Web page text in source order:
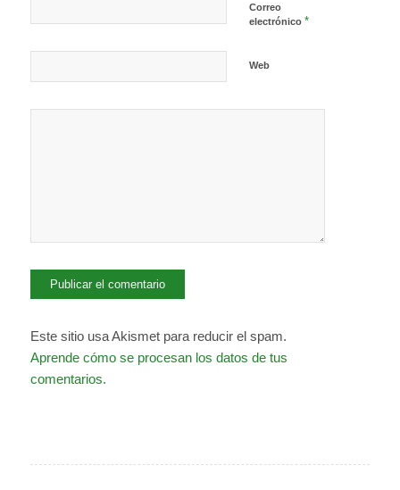
Correo
electrónico *
Web
Este sitio usa Akismet para reducir el spam.
Aprende cómo se procesan los datos de tus
comentarios.